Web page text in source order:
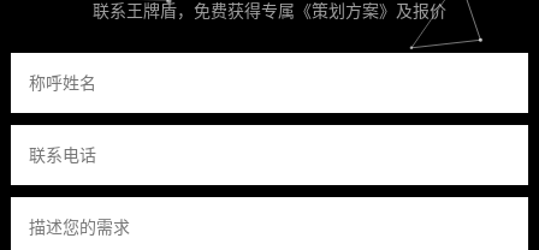
联系王牌盾，免费获得专属《策划方案》及报价